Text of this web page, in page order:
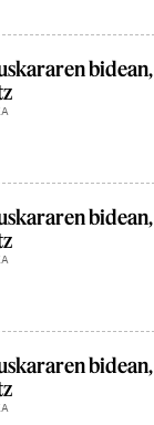
bidean,
bidean,
bidean,